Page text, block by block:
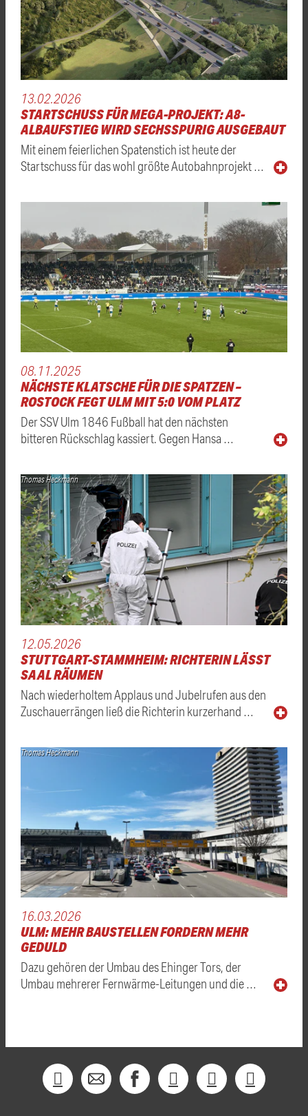
13.02.2026
STARTSCHUSS FÜR MEGA-PROJEKT: A8-
ALBAUFSTIEG WIRD SECHSSPURIG AUSGEBAUT
Mit einem feierlichen Spatenstich ist heute der
Startschuss für das wohl größte Autobahnprojekt …
08.11.2025
NÄCHSTE KLATSCHE FÜR DIE SPATZEN –
ROSTOCK FEGT ULM MIT 5:0 VOM PLATZ
Der SSV Ulm 1846 Fußball hat den nächsten
bitteren Rückschlag kassiert. Gegen Hansa …
Thomas Heckmann
12.05.2026
STUTTGART-STAMMHEIM: RICHTERIN LÄSST
SAAL RÄUMEN
Nach wiederholtem Applaus und Jubelrufen aus den
Zuschauerrängen ließ die Richterin kurzerhand …
Thomas Heckmann
16.03.2026
ULM: MEHR BAUSTELLEN FORDERN MEHR
GEDULD
Dazu gehören der Umbau des Ehinger Tors, der
Umbau mehrerer Fernwärme-Leitungen und die …